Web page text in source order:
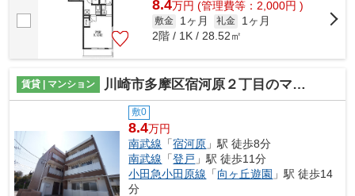
8.4万円 (管理費等：2,000円 )
敷金 1ヶ月 礼金
1ヶ月
2階 / 1K / 28.52㎡
賃貸 | マンション 川崎市多摩区宿河原２丁目のマンション
敷0
8.4万円
南武線 「宿河原 」駅 徒歩8分
南武線 「登戸 」駅 徒歩11分
小田急小田原線 「向ヶ丘遊園 」駅 徒歩14
分